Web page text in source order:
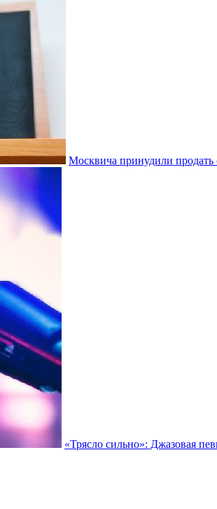
Москвича принудили продать
«Трясло сильно»: Джазовая